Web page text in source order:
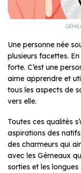
Une personne née
plusieurs facettes.
forte. C’est une
aime apprendre et
tous les aspects de
vers elle.
Toutes ces qualités
aspirations des
des charmeurs qui
avec les Gémeaux
sorties et les